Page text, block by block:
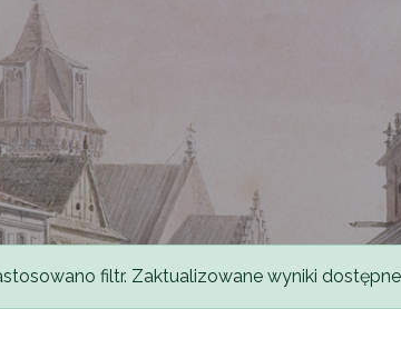
filtr. Zaktualizowane wyniki